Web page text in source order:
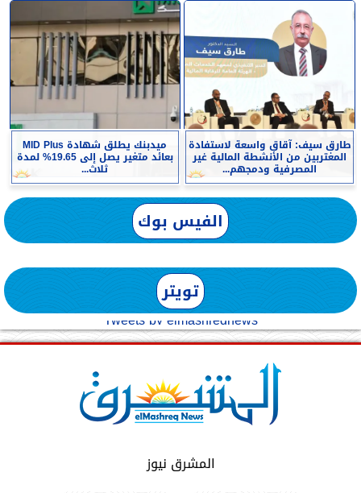
طارق سيف: آقاق واسعة لاستفادة
المغتربين من الأنشطة المالية غير
المصرفية ودمجهم...
ميدبنك يطلق شهادة MID Plus
بعائد متغير يصل إلى 19.65% لمدة
ثلاث...
الفيس بوك
تويتر
Tweets by elmashreqnews
المشرق نيوز